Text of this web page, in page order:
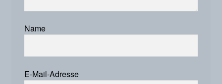
Name
E-Mail-Adresse